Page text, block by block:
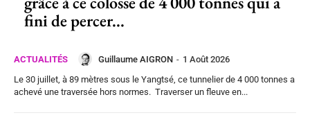
fini de percer...
ACTUALITÉS Guillaume AIGRON - 1 Août 2026
Le 30 juillet, à 89 mètres sous le Yangtsé, ce tunnelier de 4 000 tonnes a
achevé une traversée hors normes. Traverser un fleuve en...